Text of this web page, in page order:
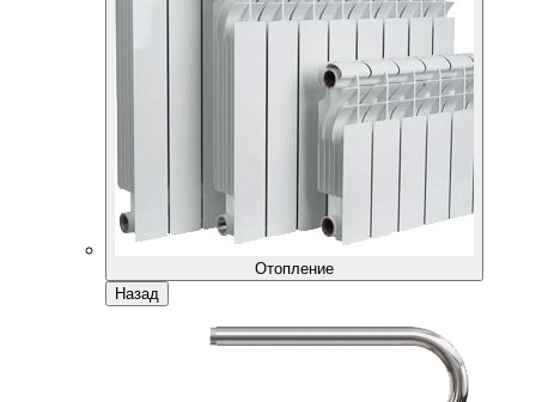
Отопление
Назад